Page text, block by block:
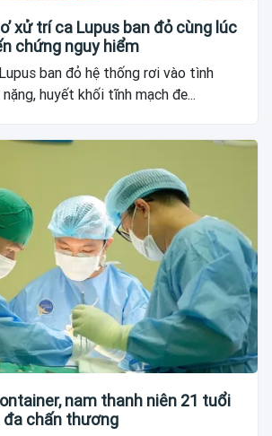
xử trí ca Lupus ban đỏ cùng lúc
chứng nguy hiểm
ban đỏ hệ thống rơi vào tình
huyết khối tĩnh mạch đe...
nam thanh niên 21 tuổi
đa chấn thương